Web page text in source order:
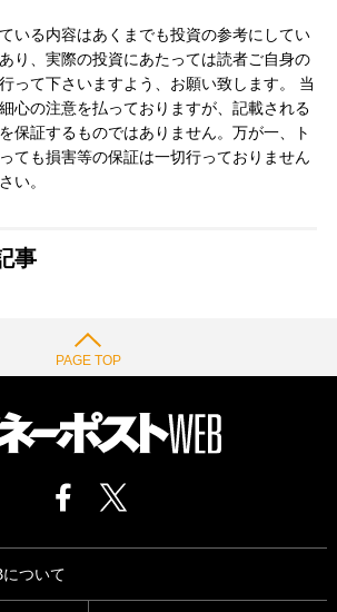
いる内容はあくまでも投資の参考にしてい
り、実際の投資にあたっては読者ご自身の
って下さいますよう、お願い致します。 当
心の注意を払っておりますが、記載される
保証するものではありません。万が一、ト
ても損害等の保証は一切行っておりません
い。
事
PAGE TOP
ついて